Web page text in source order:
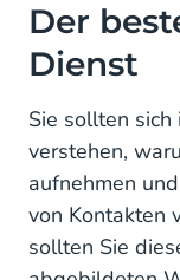
Der
Dienst
Sie sollten sich
verstehen,
aufnehmen
von Kontakten
sollten Sie